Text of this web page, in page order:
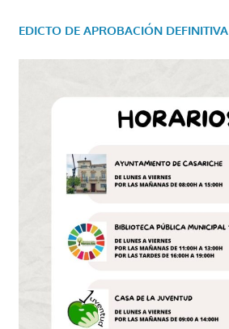
EDICTO DE APROBACIÓN DEFINITIVA